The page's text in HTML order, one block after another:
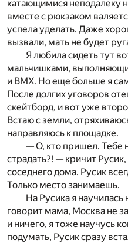
катающимися неподалеку
вместе с рюкзаком
успела уделать. Даже
вызвали, мать не будет
Я любила сидеть тут
мальчишками,
и BMХ. Но еще больше я
После долгих уговоров
скейтборд, и вот уже
Встаю с земли,
направляюсь к площадке.
— О, кто пришел. Тебе
страдать?! — кричит
соседнего дома. Русик
Только место занимаешь.
На Русика я научилась
говорит мама, Москва не
и ничего, я тоже научусь
подумать, Русик сразу